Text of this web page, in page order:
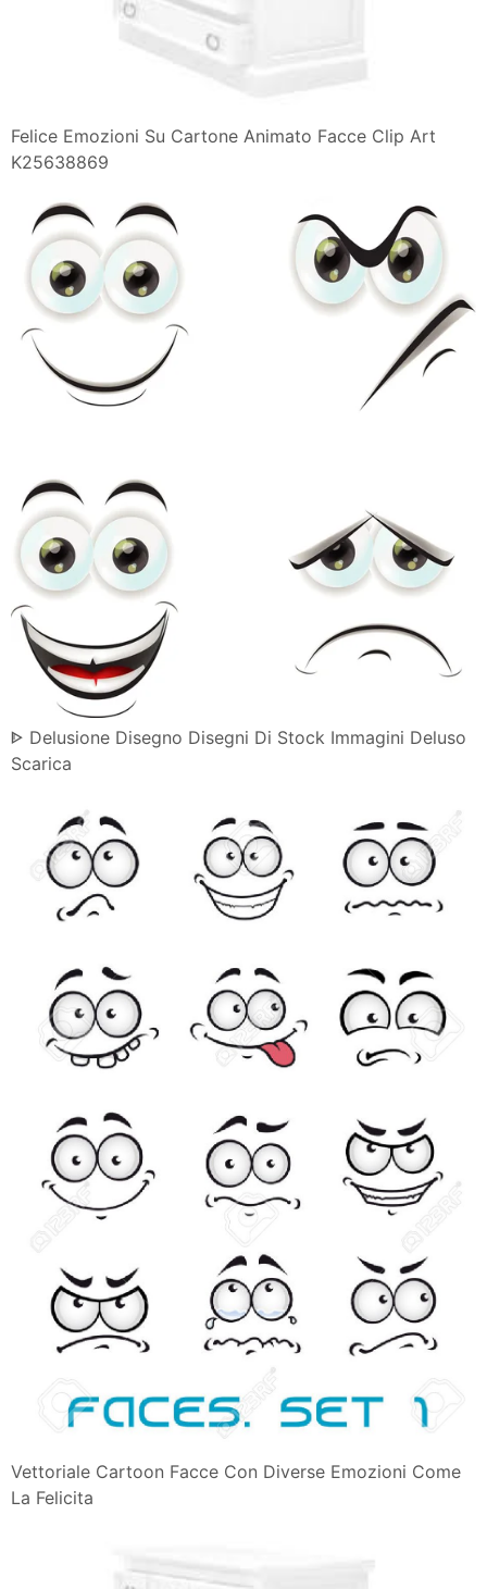
Felice Emozioni Su Cartone Animato Facce Clip Art
K25638869
ᐈ Delusione Disegno Disegni Di Stock Immagini Deluso
Scarica
Vettoriale Cartoon Facce Con Diverse Emozioni Come
La Felicita